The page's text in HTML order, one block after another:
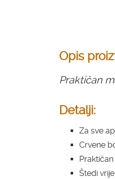
Opis
Praktičan
Detalji:
Za sve
Crvene
Praktičan
Štedi